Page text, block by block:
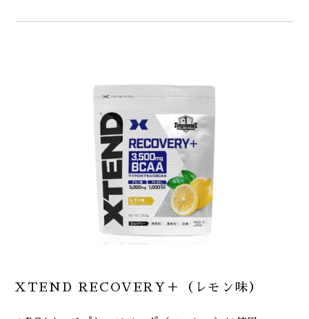
XTEND RECOVERY＋（レモン味）